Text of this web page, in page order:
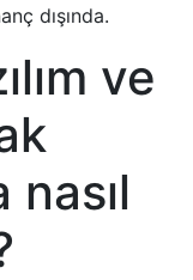
dışında.
ve